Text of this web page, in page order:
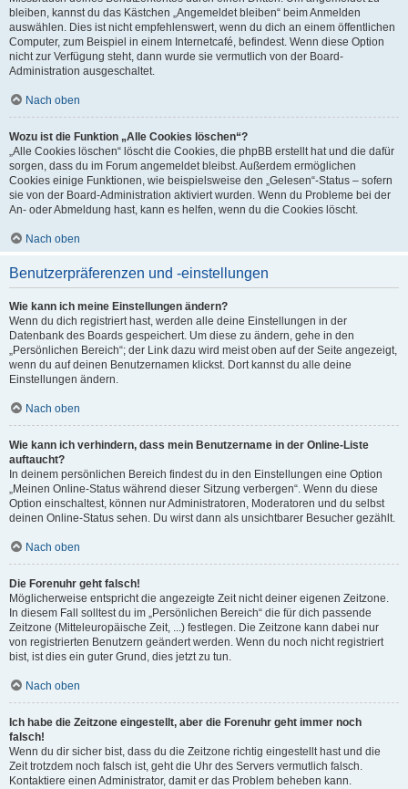
bleiben, kannst du das Kästchen „Angemeldet bleiben“ beim Anmelden
auswählen. Dies ist nicht empfehlenswert, wenn du dich an einem öffentlichen
Computer, zum Beispiel in einem Internetcafé, befindest. Wenn diese Option
nicht zur Verfügung steht, dann wurde sie vermutlich von der Board-
Administration ausgeschaltet.
Nach oben
Wozu ist die Funktion „Alle Cookies löschen“?
„Alle Cookies löschen“ löscht die Cookies, die phpBB erstellt hat und die dafür
sorgen, dass du im Forum angemeldet bleibst. Außerdem ermöglichen
Cookies einige Funktionen, wie beispielsweise den „Gelesen“-Status – sofern
sie von der Board-Administration aktiviert wurden. Wenn du Probleme bei der
An- oder Abmeldung hast, kann es helfen, wenn du die Cookies löscht.
Nach oben
Benutzerpräferenzen und -einstellungen
Wie kann ich meine Einstellungen ändern?
Wenn du dich registriert hast, werden alle deine Einstellungen in der
Datenbank des Boards gespeichert. Um diese zu ändern, gehe in den
„Persönlichen Bereich“; der Link dazu wird meist oben auf der Seite angezeigt,
wenn du auf deinen Benutzernamen klickst. Dort kannst du alle deine
Einstellungen ändern.
Nach oben
Wie kann ich verhindern, dass mein Benutzername in der Online-Liste
auftaucht?
In deinem persönlichen Bereich findest du in den Einstellungen eine Option
„Meinen Online-Status während dieser Sitzung verbergen“. Wenn du diese
Option einschaltest, können nur Administratoren, Moderatoren und du selbst
deinen Online-Status sehen. Du wirst dann als unsichtbarer Besucher gezählt.
Nach oben
Die Forenuhr geht falsch!
Möglicherweise entspricht die angezeigte Zeit nicht deiner eigenen Zeitzone.
In diesem Fall solltest du im „Persönlichen Bereich“ die für dich passende
Zeitzone (Mitteleuropäische Zeit, ...) festlegen. Die Zeitzone kann dabei nur
von registrierten Benutzern geändert werden. Wenn du noch nicht registriert
bist, ist dies ein guter Grund, dies jetzt zu tun.
Nach oben
Ich habe die Zeitzone eingestellt, aber die Forenuhr geht immer noch
falsch!
Wenn du dir sicher bist, dass du die Zeitzone richtig eingestellt hast und die
Zeit trotzdem noch falsch ist, geht die Uhr des Servers vermutlich falsch.
Kontaktiere einen Administrator, damit er das Problem beheben kann.